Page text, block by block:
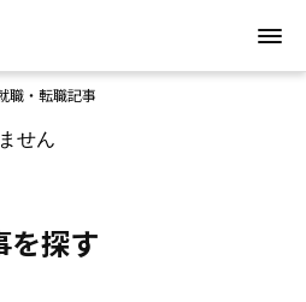
職・転職記事
せん
を探す